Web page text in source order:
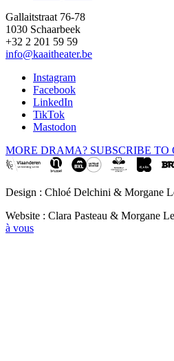
Gallaitstraat 76-78
1030 Schaarbeek
+32 2 201 59 59
info@kaaitheater.be
Instagram
Facebook
LinkedIn
TikTok
Mastodon
MORE DRAMA? SUBSCRIBE TO
Design : Chloé Delchini & Morgane
Website : Clara Pasteau & Morgane
à vous